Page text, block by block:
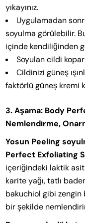
yıkayınız.
Uygulamadan
soyulma görülebilir.
içinde kendiliğinden
Soyulan cildi
Cildinizi güneş
faktörlü güneş kremi
3. Aşama: Body
Nemlendirme,
Yosun Peeling
Perfect Exfoliating
içeriğindeki laktik
karite yağı, tatlı
bakuchiol gibi
bir şekilde